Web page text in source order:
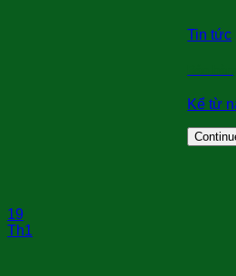
Tin tức
Kể từ
19
Th1